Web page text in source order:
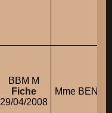
BBM M
Fiche
29/04/2008
Mme